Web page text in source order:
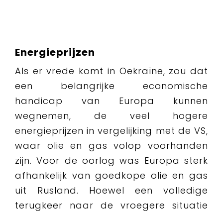
Energieprijzen
Als er vrede komt in Oekraïne, zou dat
een belangrijke economische
handicap van Europa kunnen
wegnemen, de veel hogere
energieprijzen in vergelijking met de VS,
waar olie en gas volop voorhanden
zijn. Voor de oorlog was Europa sterk
afhankelijk van goedkope olie en gas
uit Rusland. Hoewel een volledige
terugkeer naar de vroegere situatie